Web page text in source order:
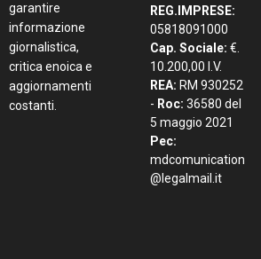
garantire
informazione
giornalistica,
critica enoica e
aggiornamenti
costanti.
REG.IMPRESE:
05818091000
Cap. Sociale: €.
10.200,00 I.V.
REA: RM 930252
- Roc: 36580 del
5 maggio 2021
Pec:
mdcomunication
@legalmail.it